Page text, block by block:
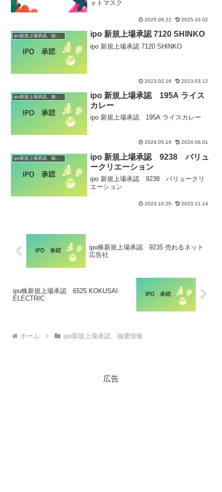
ォトマスク
2025.09.22 2025.10.02
ipo 新規上場承認 7120 SHINKO
ipo 新規上場承認 7120 SHINKO
2023.02.16 2023.03.12
ipo新規上場承認、抽選情報
ipo 新規上場承認 195A ライス
カレー
ipo 新規上場承認 195A ライスカレー
2024.05.16 2024.06.01
ipo 新規上場承認 9238 バリュ
ークリエーション
ipo 新規上場承認 9238 バリュークリ
エーション
2023.10.20 2023.11.14
ipo株新規上場承認 9235 売れるネット
広告社
ipo株新規上場承認 6525 KOKUSAI
ELECTRIC
ホーム ipo新規上場承認、抽選情報
広告